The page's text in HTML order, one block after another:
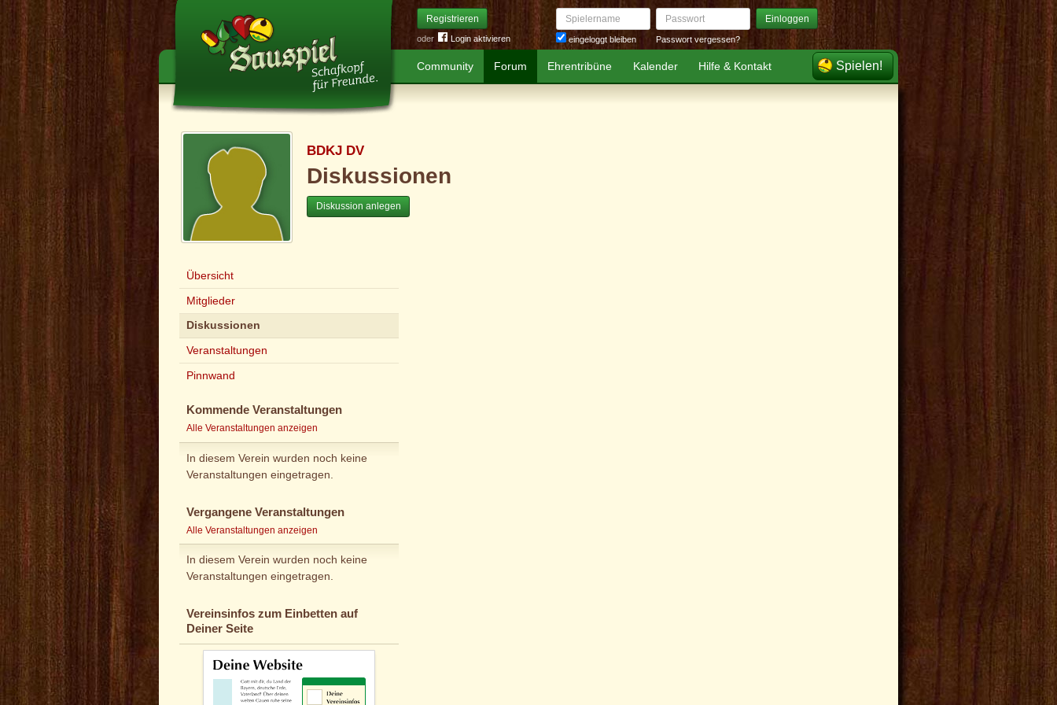
Registrieren
oder Login aktivieren
Spielername
eingeloggt bleiben
Passwort Einloggen
Passwort vergessen?
Community Forum Ehrentribüne Kalender Hilfe & Kontakt Spielen!
BDKJ DV
Diskussionen
Diskussion anlegen
Übersicht
Mitglieder
Diskussionen
Veranstaltungen
Pinnwand
Kommende Veranstaltungen
Alle Veranstaltungen anzeigen
In diesem Verein wurden noch keine
Veranstaltungen eingetragen.
Vergangene Veranstaltungen
Alle Veranstaltungen anzeigen
In diesem Verein wurden noch keine
Veranstaltungen eingetragen.
Vereinsinfos zum Einbetten auf
Deiner Seite